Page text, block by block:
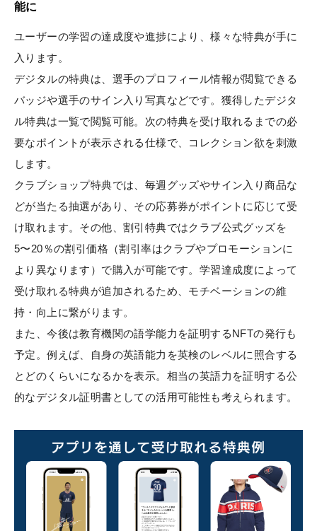
能に
ユーザーの学習の達成度や進捗により、様々な特典が手に
入ります。
デジタルの特典は、選手のプロフィール情報が閲覧できる
バッジや選手のサイン入り写真などです。獲得したデジタ
ル特典は一覧で閲覧可能。次の特典を受け取れるまでの必
要なポイントが表示される仕様で、コレクション欲を刺激
します。
クラブショップ特典では、毎週グッズやサイン入り商品な
どが当たる抽選があり、その応募券がポイントに応じて受
け取れます。その他、割引特典ではクラブ公式グッズを
5〜20％の割引価格（割引率はクラブやプロモーションに
より異なります）で購入が可能です。学習達成度によって
受け取れる特典が追加されるため、モチベーションの維
持・向上に繋がります。
また、今後は教育機関の語学能力を証明するNFTの発行も
予定。例えば、自身の英語能力を英検のレベルに照合する
とどのくらいになるかを表示。相当の英語力を証明する公
的なデジタル証明書としての活用可能性も考えられます。